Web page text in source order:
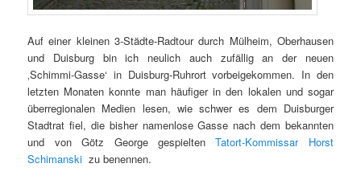
Auf einer kleinen 3-Städte-Radtour durch Mülheim, Oberhausen
und Duisburg bin ich neulich auch zufällig an der neuen
‚Schimmi-Gasse‘ in Duisburg-Ruhrort vorbeigekommen. In den
letzten Monaten konnte man häufiger in den lokalen und sogar
überregionalen Medien lesen, wie schwer es dem Duisburger
Stadtrat fiel, die bisher namenlose Gasse nach dem bekannten
und von Götz George gespieltenTatort-Kommissar Horst
Schimanski zu benennen.